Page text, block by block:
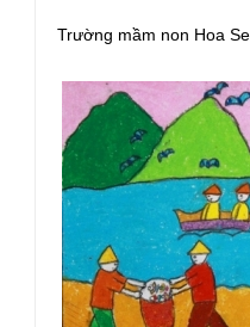
Trường mầm non Hoa